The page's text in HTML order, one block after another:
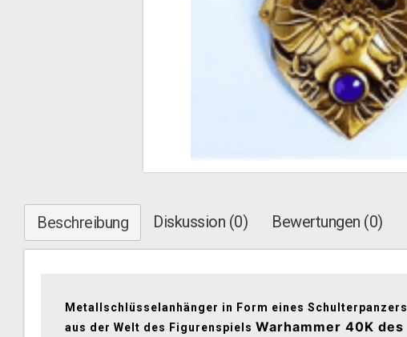
Beschreibung Diskussion (0) Bewertungen (0)
Metallschlüsselanhänger in Form eines Schulterpanzers
aus der Welt des Figurenspiels Warhammer 40K des